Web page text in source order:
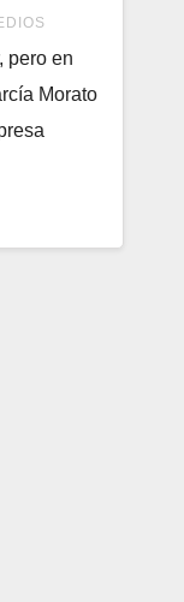
pero en
Morato